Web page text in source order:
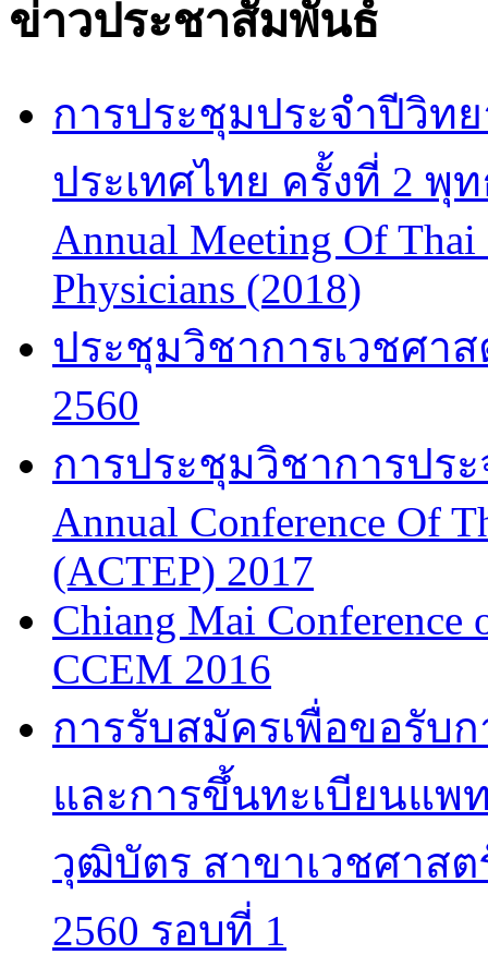
ข่าวประชาสัมพันธ์
การประชุมประจำปีวิท
ประเทศไทย ครั้งที่ 2 พุท
Annual Meeting Of
Physicians (2018)
ประชุมวิชาการเวชศา
2560
การประชุมวิชาการปร
Annual Conference Of
(ACTEP) 2017
Chiang Mai Conference
CCEM 2016
การรับสมัครเพื่อขอรับ
และการขึ้นทะเบียนแพ
วุฒิบัตร สาขาเวชศาส
2560 รอบที่ 1